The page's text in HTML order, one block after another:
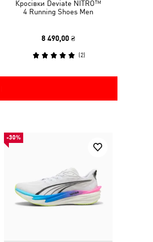
Кросівки Deviate NITRO™
4 Running Shoes Men
8 490,00 ₴
(2)
-30%